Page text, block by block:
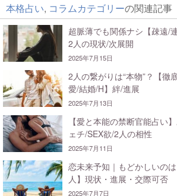
本格占い, コラムカテゴリーの関連記事
超脈薄でも関係ナシ【疎遠/
2人の現状/次展開
2025年7月15日
2人の繋がりは“本物”？【
愛/結婚/H】絆/進展
2025年7月13日
【愛と本能の禁断官能占い
ェチ/SEX欲/2人の相性
2025年7月11日
恋未来予知｜もどかしいの
人】現状・進展・交際可否
2025年7月7日